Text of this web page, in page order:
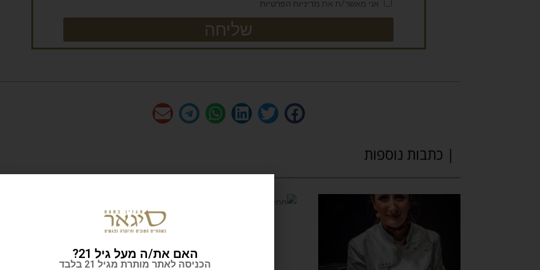
אני מאשר/ת את מדיניות הפרטיות
שליחה
| כתבות נוספות
האם את/ה מעל גיל 21?
הכניסה לאתר מותרת מגיל 21 בלבד